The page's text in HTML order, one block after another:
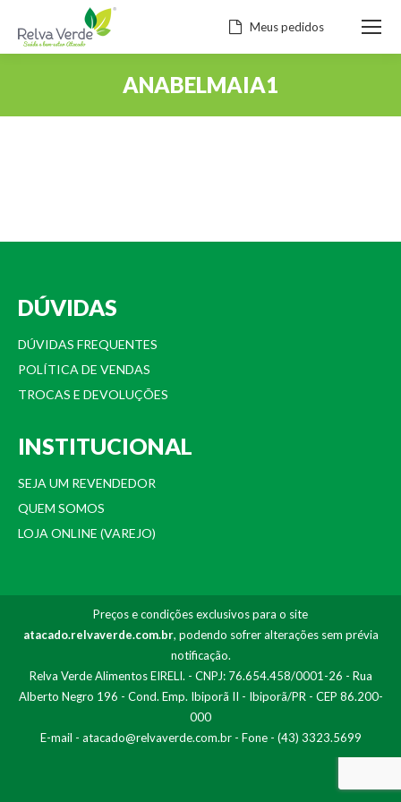
Meus pedidos
ANABELMAIA1
DÚVIDAS
DÚVIDAS FREQUENTES
POLÍTICA DE VENDAS
TROCAS E DEVOLUÇÕES
INSTITUCIONAL
SEJA UM REVENDEDOR
QUEM SOMOS
LOJA ONLINE (VAREJO)
Preços e condições exclusivos para o site
atacado.relvaverde.com.br, podendo sofrer alterações sem prévia
notificação.
Relva Verde Alimentos EIRELI. - CNPJ: 76.654.458/0001-26 - Rua
Alberto Negro 196 - Cond. Emp. Ibiporã II - Ibiporã/PR - CEP 86.200-
000
E-mail - atacado@relvaverde.com.br- Fone - (43) 3323.5699